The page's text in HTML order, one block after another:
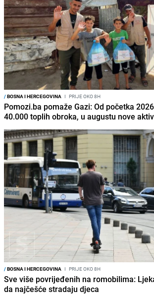
/BOSNA I HERCEGOVINA I PRIJE OKO 8H
Pomozi.ba pomaže Gazi: Od početka
40.000 toplih obroka, u augustu nove
/BOSNA I HERCEGOVINA I PRIJE OKO 8H
Sve više povrijeđenih na romobilima:
da najčešće stradaju djeca